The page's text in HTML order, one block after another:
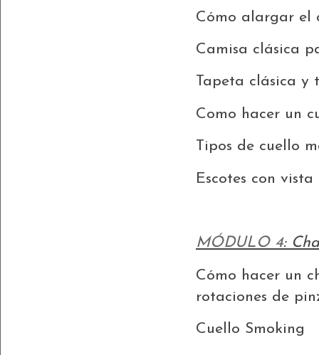
Cómo alargar el
Camisa clásica
Tapeta clásica y
Como hacer un
Tipos de cuello
Escotes con
MÓDULO 4:
Cómo hacer un
rotaciones de
Cuello Smoking